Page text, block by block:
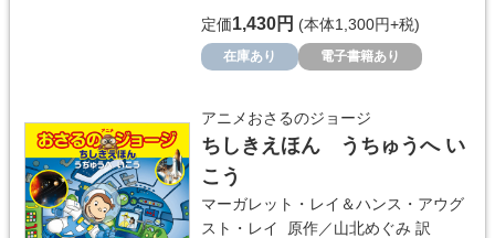
定価1,430円 (本体1,300円+税)
在庫あり 電子書籍あり
アニメおさるのジョージ
ちしきえほん うちゅうへ い
こう
マーガレット・レイ＆ハンス・アウグ
スト・レイ
原作／山北めぐみ 訳